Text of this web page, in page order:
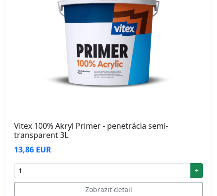
Vitex 100% Akryl Primer - penetrácia semi-
transparent 3L
13,86 EUR
+
Zobraziť detail